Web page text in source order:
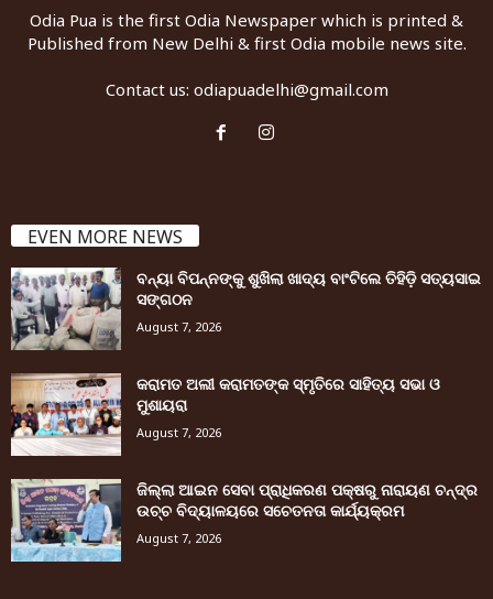
Odia Pua is the first Odia Newspaper which is printed &
Published from New Delhi & first Odia mobile news site.
Contact us: odiapuadelhi@gmail.com
EVEN MORE NEWS
ବନ୍ୟା ବିପନ୍ନଙ୍କୁ ଶୁଖିଲା ଖାଦ୍ୟ ବାଂଟିଲେ ତିହିଡି଼ ସତ୍ୟସାଇ
ସଙ୍ଗଠନ
August 7, 2026
କରାମତ ଅଲୀ କରାମତଙ୍କ ସ୍ମୃତିରେ ସାହିତ୍ୟ ସଭା ଓ
ମୁଶାୟରା
August 7, 2026
ଜିଲ୍ଲା ଆଇନ ସେବା ପ୍ରାଧିକରଣ ପକ୍ଷରୁ ନାରାୟଣ ଚନ୍ଦ୍ର
ଉଚ୍ଚ ବିଦ୍ୟାଳୟରେ ସଚେତନତା କାର୍ଯ୍ୟକ୍ରମ
August 7, 2026